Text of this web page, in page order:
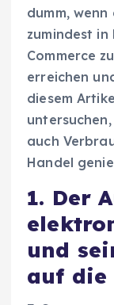
dumm,
zumindest in
Commerce
erreichen
diesem
auch
Handel
1. Der
und
auf die